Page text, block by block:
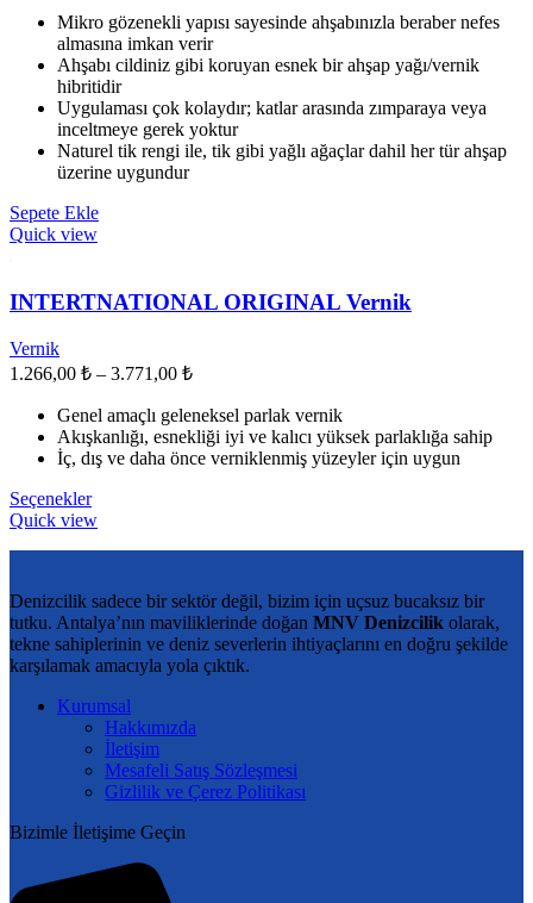
seçilebilir
Mikro gözenekli yapısı sayesinde ahşabınızla beraber nefes
almasına imkan verir
Ahşabı cildiniz gibi koruyan esnek bir ahşap yağı/vernik
hibritidir
Uygulaması çok kolaydır; katlar arasında zımparaya veya
inceltmeye gerek yoktur
Naturel tik rengi ile, tik gibi yağlı ağaçlar dahil her tür ahşap
üzerine uygundur
Sepete Ekle
Quick view
INTERTNATIONAL ORIGINAL Vernik
Vernik
1.266,00 ₺ – 3.771,00 ₺Fiyat
1.266,00 ₺
-
3.771,00 ₺
Genel amaçlı geleneksel parlak vernik
Akışkanlığı, esnekliği iyi ve kalıcı yüksek parlaklığa sahip
İç, dış ve daha önce verniklenmiş yüzeyler için uygun
SeçeneklerBu
ürünün
var.
Seçenekler
ürün
sayfasından
Quick view
Denizcilik sadece bir sektör değil, bizim için uçsuz bucaksız bir
tutku. Antalya’nın maviliklerinde doğan MNV Denizcilik olarak,
tekne sahiplerinin ve deniz severlerin ihtiyaçlarını en doğru şekilde
karşılamak amacıyla yola çıktık.
Kurumsal
Hakkımızda
İletişim
Mesafeli Satış Sözleşmesi
Gizlilik ve Çerez Politikası
Bizimle İletişime Geçin